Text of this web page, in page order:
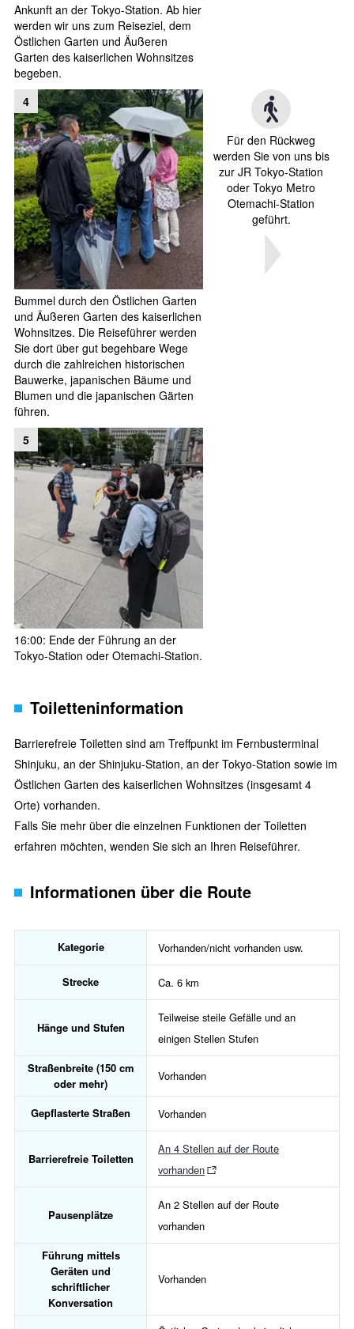
Ankunft an der Tokyo-Station. Ab hier
werden wir uns zum Reiseziel, dem
Östlichen Garten und Äußeren
Garten des kaiserlichen Wohnsitzes
begeben.
4
Bummel durch den Östlichen Garten
und Äußeren Garten des kaiserlichen
Wohnsitzes. Die Reiseführer werden
Sie dort über gut begehbare Wege
durch die zahlreichen historischen
Bauwerke, japanischen Bäume und
Blumen und die japanischen Gärten
führen.
Für den Rückweg
werden Sie von uns bis
zur JR Tokyo-Station
oder Tokyo Metro
Otemachi-Station
geführt.
5
16:00: Ende der Führung an der
Tokyo-Station oder Otemachi-Station.
Toiletteninformation
Barrierefreie Toiletten sind am Treffpunkt im Fernbusterminal
Shinjuku, an der Shinjuku-Station, an der Tokyo-Station sowie im
Östlichen Garten des kaiserlichen Wohnsitzes (insgesamt 4
Orte) vorhanden.
Falls Sie mehr über die einzelnen Funktionen der Toiletten
erfahren möchten, wenden Sie sich an Ihren Reiseführer.
Informationen über die Route
Kategorie Vorhanden/nicht vorhanden usw.
Strecke Ca. 6 km
Hänge und Stufen
Teilweise steile Gefälle und an
einigen Stellen Stufen
Straßenbreite (150 cm
oder mehr)
Vorhanden
Gepflasterte Straßen Vorhanden
Barrierefreie Toiletten
An 4 Stellen auf der Route
vorhanden
Pausenplätze
An 2 Stellen auf der Route
vorhanden
Führung mittels
Geräten und
schriftlicher
Konversation
Vorhanden